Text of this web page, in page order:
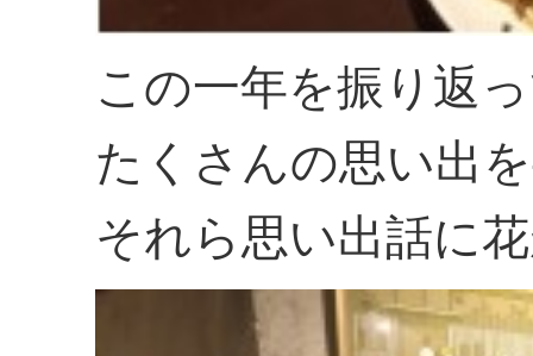
この一年を振り返
たくさんの思い出
それら思い出話に